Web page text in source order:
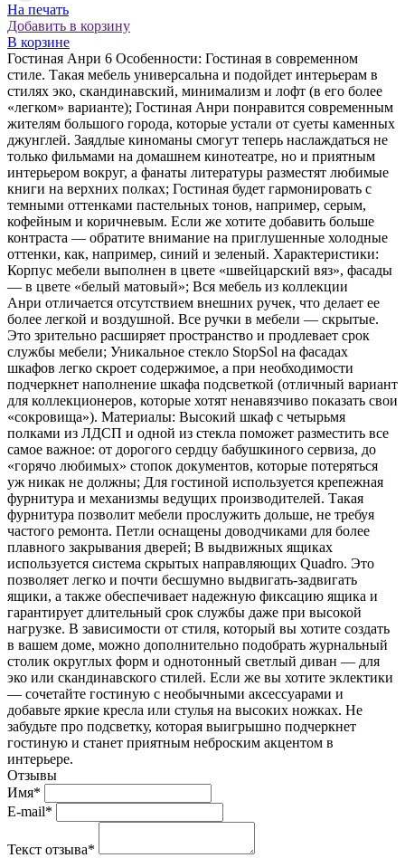
На печать
Добавить в корзину
В корзине
Гостиная Анри 6 Особенности: Гостиная в современном
стиле. Такая мебель универсальна и подойдет интерьерам в
стилях эко, скандинавский, минимализм и лофт (в его более
«легком» варианте); Гостиная Анри понравится современным
жителям большого города, которые устали от суеты каменных
джунглей. Заядлые киноманы смогут теперь наслаждаться не
только фильмами на домашнем кинотеатре, но и приятным
интерьером вокруг, а фанаты литературы разместят любимые
книги на верхних полках; Гостиная будет гармонировать с
темными оттенками пастельных тонов, например, серым,
кофейным и коричневым. Если же хотите добавить больше
контраста — обратите внимание на приглушенные холодные
оттенки, как, например, синий и зеленый. Характеристики:
Корпус мебели выполнен в цвете «швейцарский вяз», фасады
— в цвете «белый матовый»; Вся мебель из коллекции
Анри отличается отсутствием внешних ручек, что делает ее
более легкой и воздушной. Все ручки в мебели — скрытые.
Это зрительно расширяет пространство и продлевает срок
службы мебели; Уникальное стекло StopSol на фасадах
шкафов легко скроет содержимое, а при необходимости
подчеркнет наполнение шкафа подсветкой (отличный вариант
для коллекционеров, которые хотят ненавязчиво показать свои
«сокровища»). Материалы: Высокий шкаф с четырьмя
полками из ЛДСП и одной из стекла поможет разместить все
самое важное: от дорогого сердцу бабушкиного сервиза, до
«горячо любимых» стопок документов, которые потеряться
уж никак не должны; Для гостиной используется крепежная
фурнитура и механизмы ведущих производителей. Такая
фурнитура позволит мебели прослужить дольше, не требуя
частого ремонта. Петли оснащены доводчиками для более
плавного закрывания дверей; В выдвижных ящиках
используется система скрытых направляющих Quadro. Это
позволяет легко и почти бесшумно выдвигать-задвигать
ящики, а также обеспечивает надежную фиксацию ящика и
гарантирует длительный срок службы даже при высокой
нагрузке. В зависимости от стиля, который вы хотите создать
в вашем доме, можно дополнительно подобрать журнальный
столик округлых форм и однотонный светлый диван — для
эко или скандинавского стилей. Если же вы хотите эклектики
— сочетайте гостиную с необычными аксессуарами и
добавьте яркие кресла или стулья на высоких ножках. Не
забудьте про подсветку, которая выигрышно подчеркнет
гостиную и станет приятным неброским акцентом в
интерьере.
Отзывы
Имя*
E-mail*
Текст отзыва*